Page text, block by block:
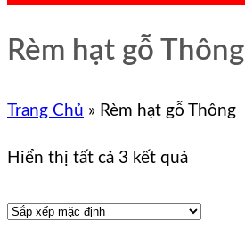
Rèm hạt gỗ Thông
Trang Chủ » Rèm hạt gỗ Thông
Hiển thị tất cả 3 kết quả